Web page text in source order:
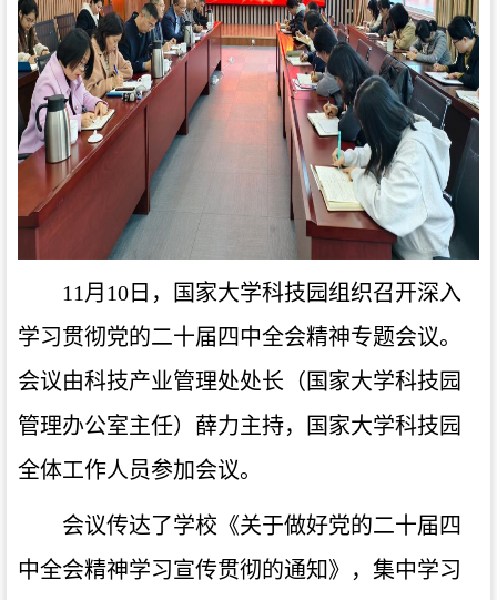
11月10日，国家大学科技园组织召开深入
学习贯彻党的二十届四中全会精神专题会议。
会议由科技产业管理处处长（国家大学科技园
管理办公室主任）薛力主持，国家大学科技园
全体工作人员参加会议。
会议传达了学校《关于做好党的二十届四
中全会精神学习宣传贯彻的通知》，集中学习